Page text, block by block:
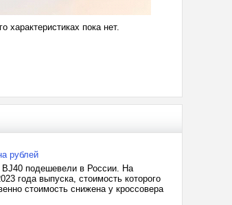
характеристиках пока нет.
рублей
подешевели в России. На
года выпуска, стоимость которого
стоимость снижена у кроссовера